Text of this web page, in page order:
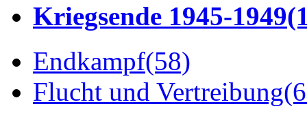
Kriegsende 1945-1949
Endkampf(58)
Flucht und Vertreibung